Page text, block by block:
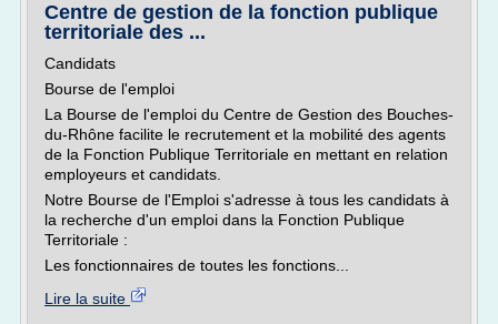
Centre de gestion de la fonction publique
territoriale des ...
Candidats
Bourse de l'emploi
La Bourse de l'emploi du Centre de Gestion des Bouches-
du-Rhône facilite le recrutement et la mobilité des agents
de la Fonction Publique Territoriale en mettant en relation
employeurs et candidats.
Notre Bourse de l'Emploi s'adresse à tous les candidats à
la recherche d'un emploi dans la Fonction Publique
Territoriale :
Les fonctionnaires de toutes les fonctions...
Lire la suite